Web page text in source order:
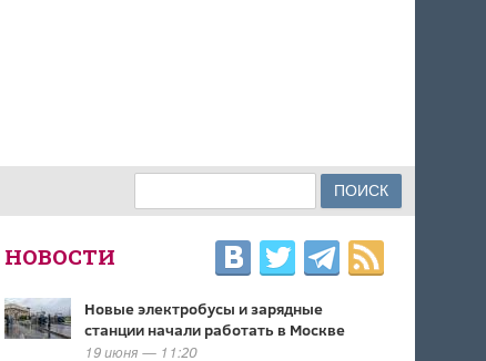
ФОРМА ПОИСКА
НОВОСТИ
Новые электробусы и зарядные
станции начали работать в Москве
19 июня — 11:20